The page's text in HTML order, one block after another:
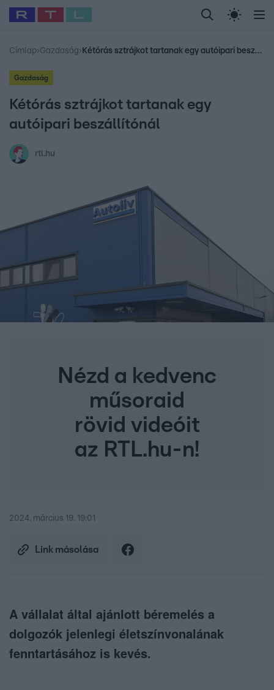
Legfrissebb RTL Híradó Randi Celeb vagyok,
Babits Marcella Most Wanted Gallusz
Címlap›Gazdaság› Kétórás sztrájkot tartanak egy autóipari beszállítónál
Gazdaság
Kétórás sztrájkot tartanak egy
autóipari beszállítónál
rtl.hu
Nézd a kedvenc
műsoraid
rövid videóit
az RTL.hu-n!
2024. március 19. 19:01
Link másolása
A vállalat által ajánlott béremelés a
dolgozók jelenlegi életszínvonalának
fenntartásához is kevés.